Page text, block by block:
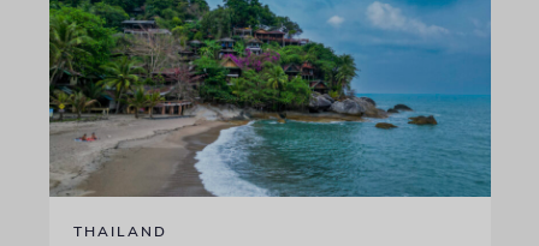
THAILAND